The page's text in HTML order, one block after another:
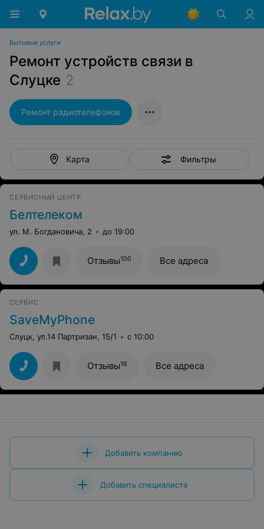
Бытовые услуги
Ремонт устройств связи в
Слуцке 2
Ремонт радиотелефонов
Карта Фильтры
СЕРВИСНЫЙ ЦЕНТР
Белтелеком
ул. М. Богдановича, 2 до 19:00
Отзывы100 Все адреса
СЕРВИС
SaveMyPhone
Слуцк, ул.14 Партризан, 15/1 с 10:00
Отзывы16 Все адреса
Добавить компанию
Добавить специалиста